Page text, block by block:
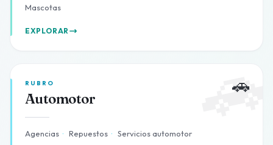
Mascotas
EXPLORAR
🚗
RUBRO
Automotor
Agencias · Repuestos · Servicios automotor